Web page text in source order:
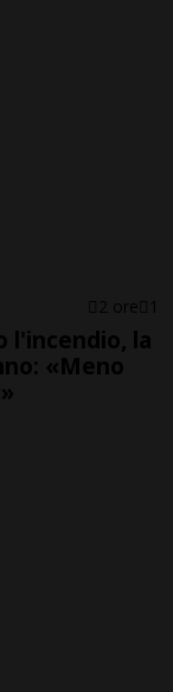
2 ore 1
l'incendio, la
«Meno